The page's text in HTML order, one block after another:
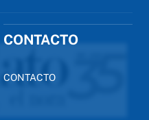
CONTACTO
CONTACTO